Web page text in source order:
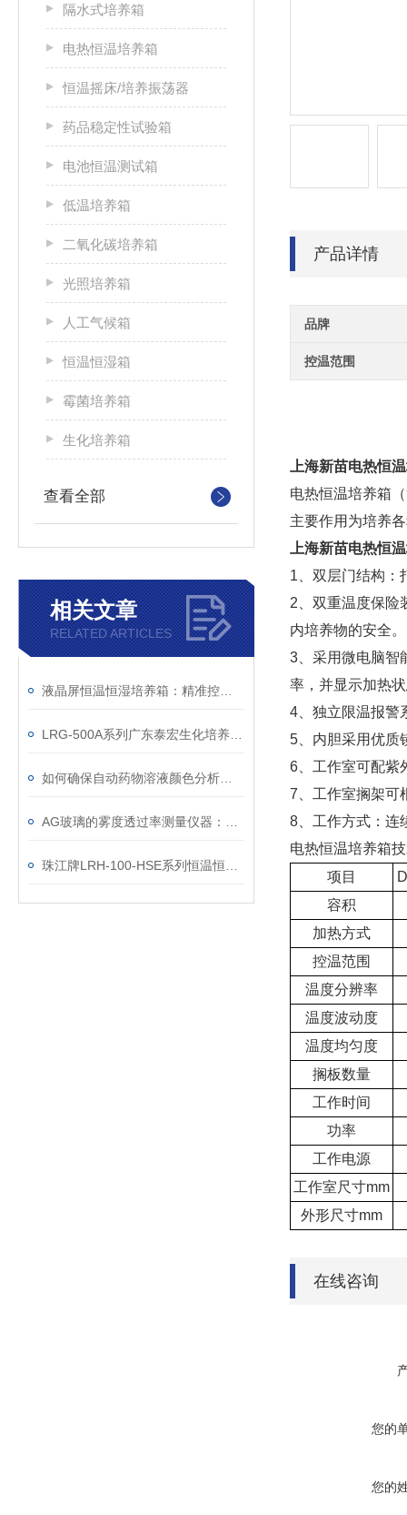
隔水式培养箱
电热恒温培养箱
恒温摇床/培养振荡器
药品稳定性试验箱
电池恒温测试箱
低温培养箱
二氧化碳培养箱
光照培养箱
人工气候箱
恒温恒湿箱
霉菌培养箱
生化培养箱
查看全部
相关文章
RELATED ARTICLES
产品详情
品牌
控温范围
上海新苗电热恒
电热恒温培养箱
主要作用为培养
上海新苗电热恒
1、双层门结构：
2、双重温度保险
内培养物的安全。
3、采用微电脑智
率，并显示加热
4、独立限温报警
5、内胆采用优质
6、工作室可配紫
7、工作室搁架可
8、工作方式：连
电热恒温培养箱
项目
容积
加热方式
控温范围
温度分辨率
温度波动度
温度均匀度
搁板数量
工作时间
功率
工作电源
工作室尺寸mm
外形尺寸mm
在线咨询
您的
您的